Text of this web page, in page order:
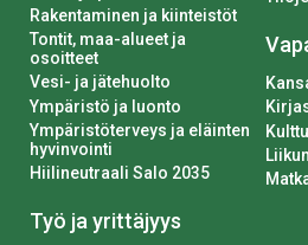
Rakentaminen ja kiinteistöt
Tontit, maa-alueet ja
osoitteet
Vesi- ja jätehuolto
Ympäristö ja luonto
Ympäristöterveys ja eläinten
hyvinvointi
Hiilineutraali Salo 2035
Työ ja yrittäjyys